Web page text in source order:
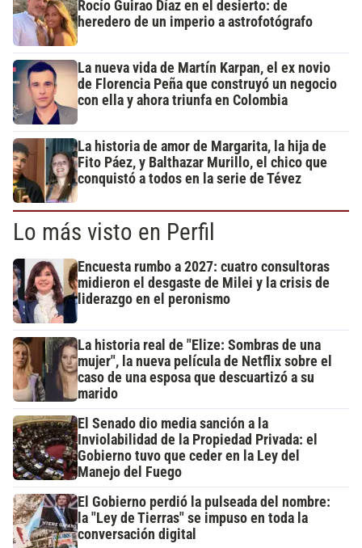
Rocío Guirao Díaz en el desierto: de
heredero de un imperio a astrofotógrafo
La nueva vida de Martín Karpan, el ex novio
de Florencia Peña que construyó un negocio
con ella y ahora triunfa en Colombia
La historia de amor de Margarita, la hija de
Fito Páez, y Balthazar Murillo, el chico que
conquistó a todos en la serie de Tévez
Lo más visto en Perfil
Encuesta rumbo a 2027: cuatro consultoras
midieron el desgaste de Milei y la crisis de
liderazgo en el peronismo
La historia real de "Elize: Sombras de una
mujer", la nueva película de Netflix sobre el
caso de una esposa que descuartizó a su
marido
El Senado dio media sanción a la
Inviolabilidad de la Propiedad Privada: el
Gobierno tuvo que ceder en la Ley del
Manejo del Fuego
El Gobierno perdió la pulseada del nombre:
la "Ley de Tierras" se impuso en toda la
conversación digital